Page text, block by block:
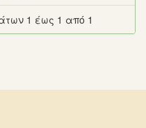
1 έως 1 από 1